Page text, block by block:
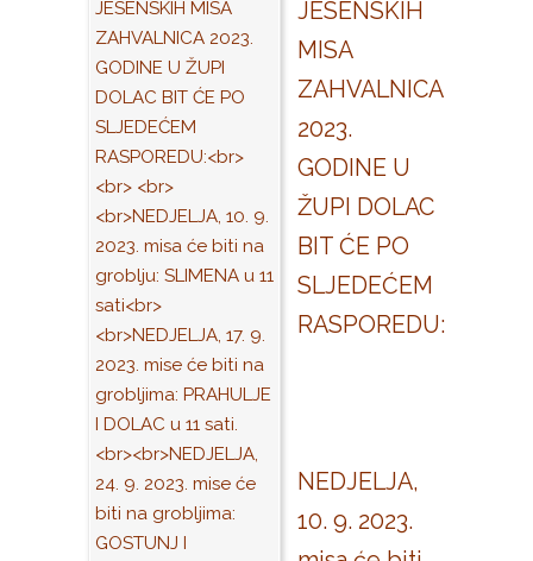
JESENSKIH
MISA
ZAHVALNICA
2023.
GODINE U
ŽUPI DOLAC
BIT ĆE PO
SLJEDEĆEM
RASPOREDU:
NEDJELJA,
10. 9. 2023.